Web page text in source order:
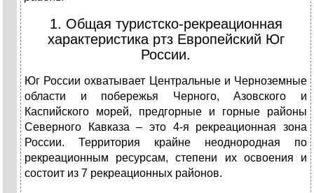
1. Общая туристско-рекреационная
характеристика ртз Европейский Юг
России.
Юг России охватывает Центральные и Черноземные
области и побережья Черного, Азовского и
Каспийского морей, предгорные и горные районы
Северного Кавказа – это 4-я рекреационная зона
России. Территория крайне неоднородная по
рекреационным ресурсам, степени их освоения и
состоит из 7 рекреационных районов.